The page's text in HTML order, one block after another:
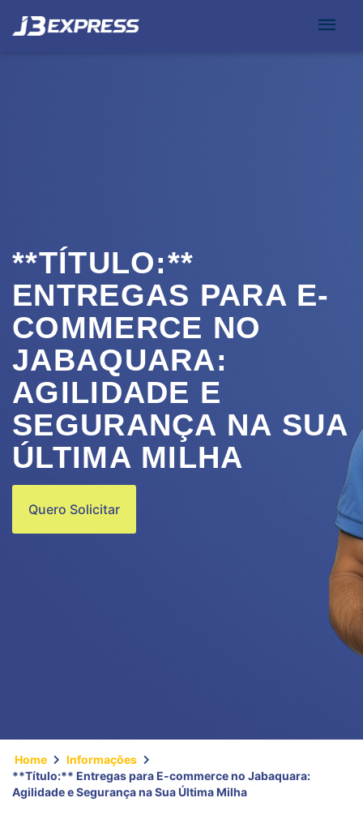
**TÍTULO:**
ENTREGAS PARA E-
COMMERCE NO
JABAQUARA:
AGILIDADE E
SEGURANÇA NA SUA
ÚLTIMA MILHA
Quero Solicitar
Home
Informações
**Título:** Entregas para E-commerce no Jabaquara:
Agilidade e Segurança na Sua Última Milha